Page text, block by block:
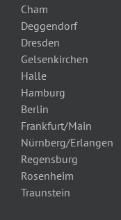
Cham
Deggendorf
Dresden
Gelsenkirchen
Halle
Hamburg
Berlin
Frankfurt/Main
Nürnberg/Erlangen
Regensburg
Rosenheim
Traunstein